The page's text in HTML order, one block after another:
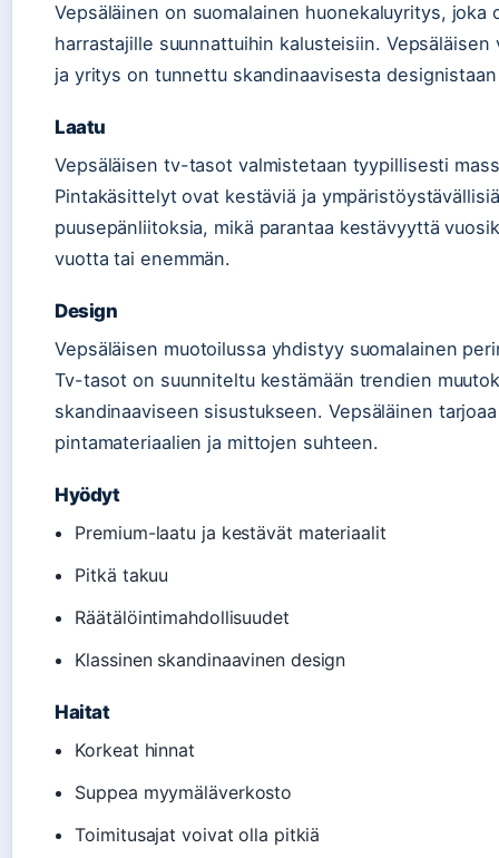
Vepsäläinen on suomalainen huonekaluyritys,
harrastajille suunnattuihin kalusteisiin.
ja yritys on tunnettu skandinaavisesta
Laatu
Vepsäläisen tv-tasot valmistetaan tyypillisesti
Pintakäsittelyt ovat kestäviä ja
puusepänliitoksia, mikä parantaa kestävyyttä
vuotta tai enemmän.
Design
Vepsäläisen muotoilussa yhdistyy suomalainen
Tv-tasot on suunniteltu kestämään trendien
skandinaaviseen sisustukseen. Vepsäläinen
pintamateriaalien ja mittojen suhteen.
Hyödyt
Premium-laatu ja kestävät materiaalit
Pitkä takuu
Räätälöintimahdollisuudet
Klassinen skandinaavinen design
Haitat
Korkeat hinnat
Suppea myymäläverkosto
Toimitusajat voivat olla pitkiä